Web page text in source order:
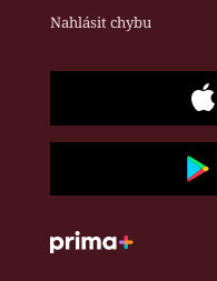
Nahlásit chybu